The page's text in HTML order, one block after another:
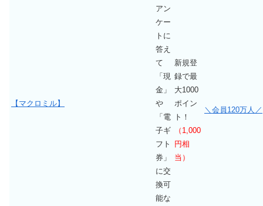
【マクロミル】
アン
ケー
トに
答え
て
「現
金」
や
「電
子ギ
フト
券」
に交
換可
能な
新規登
録で最
大1000
ポイン
ト！
（1,000
円相
当）
＼会員120万人／